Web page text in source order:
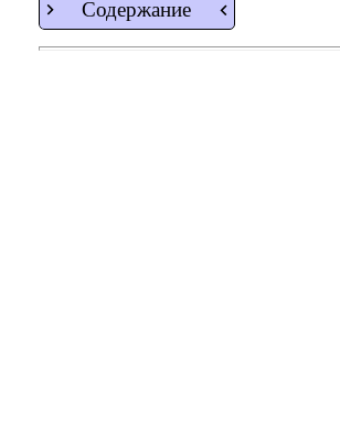
Содержание